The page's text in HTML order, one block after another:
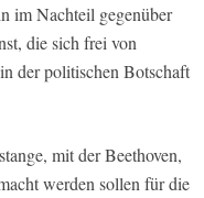
im Nachteil gegenüber
die sich frei von
der politischen Botschaft
mit der Beethoven,
werden sollen für die